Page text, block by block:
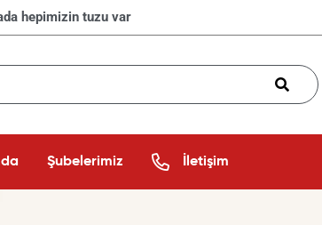
hepimizin tuzu var
Şubelerimiz İletişim